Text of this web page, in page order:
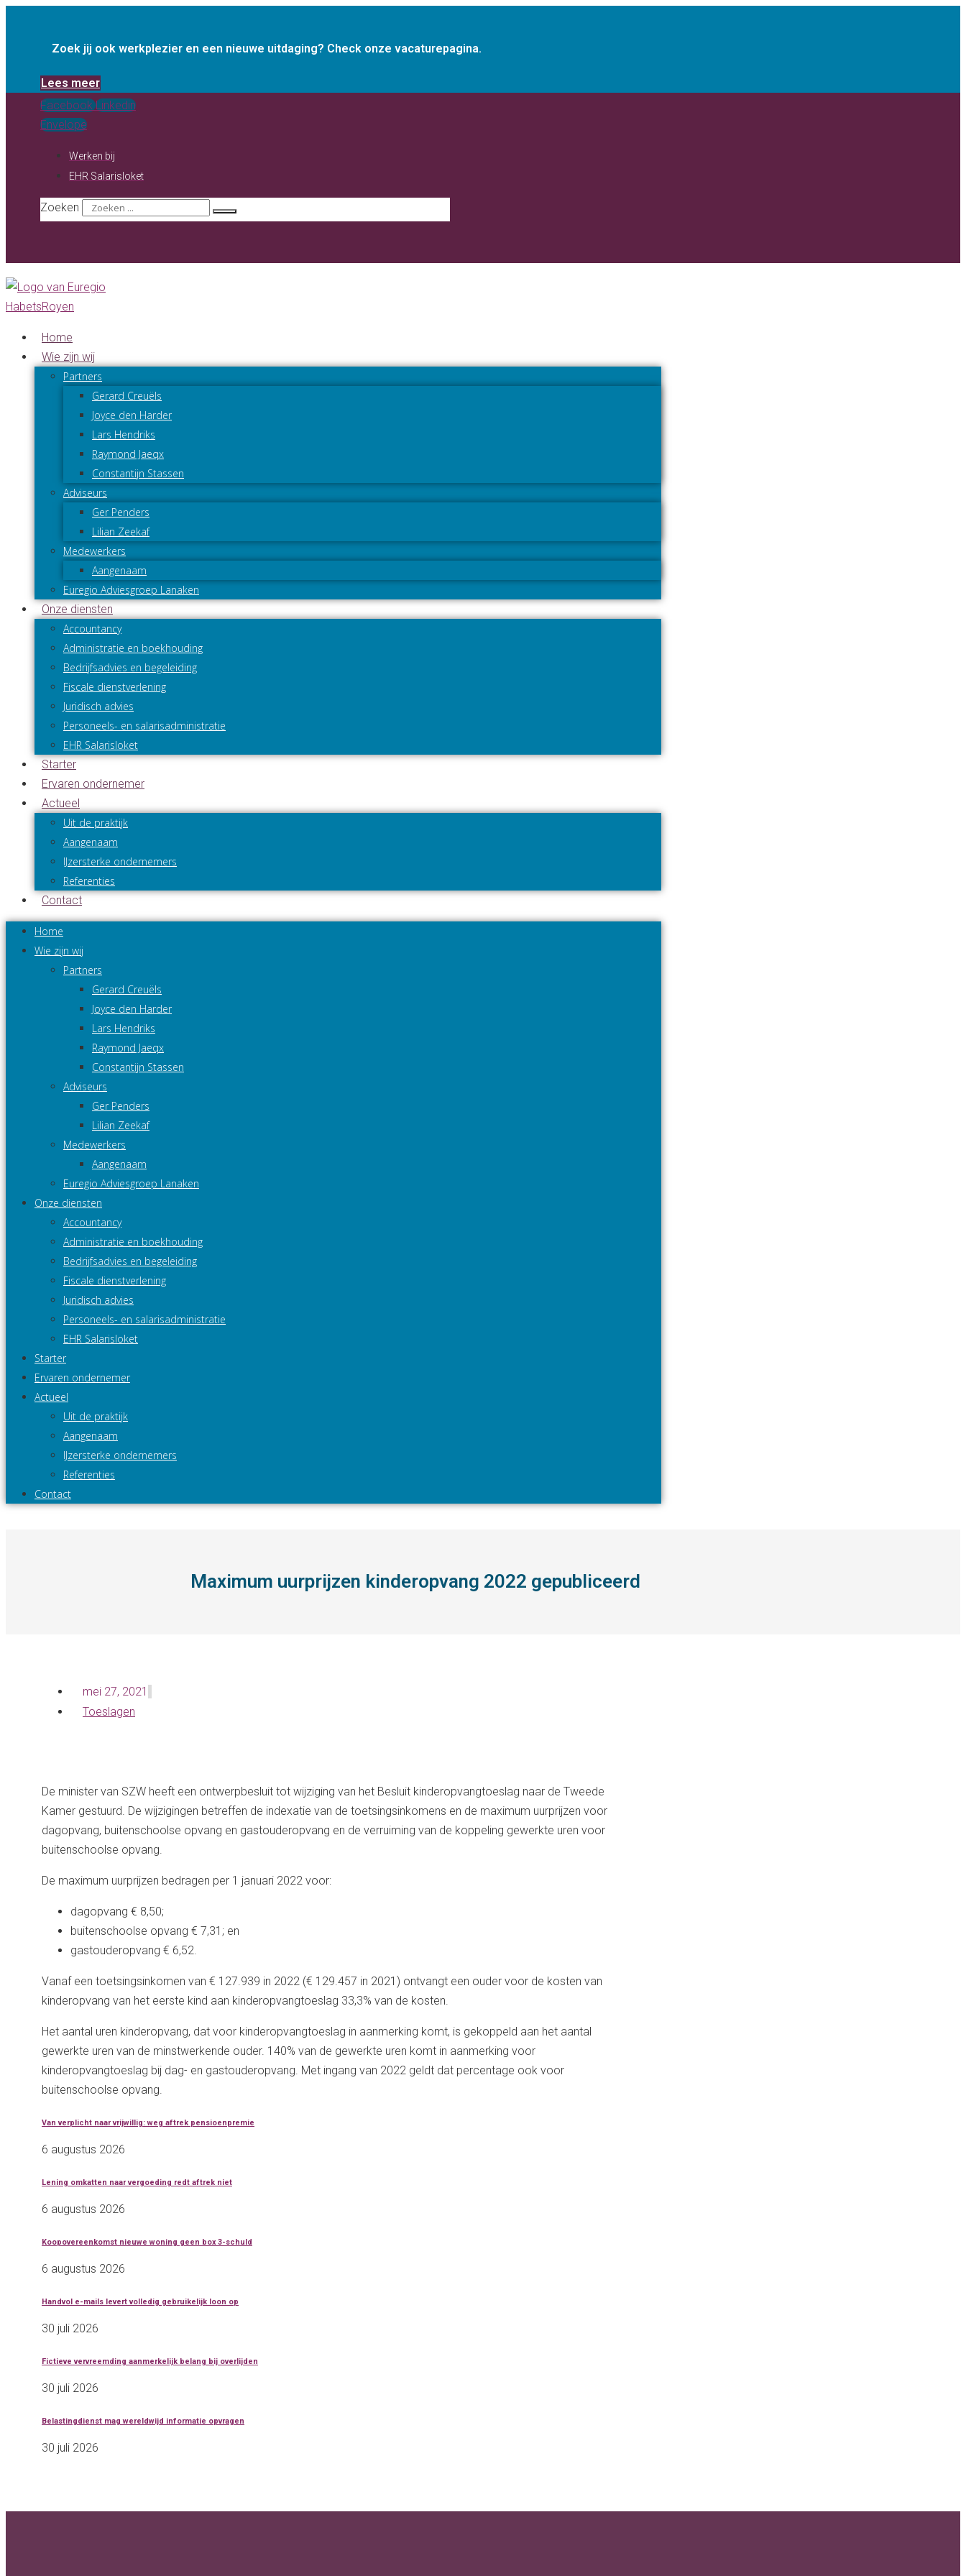
Zoek jij ook werkplezier en een nieuwe uitdaging? Check onze vacaturepagina.
Lees meer
Facebook Linkedin
Envelope
Werken bij
EHR Salarisloket
Zoeken
Home
Wie zijn wij
Partners
Gerard Creuëls
Joyce den Harder
Lars Hendriks
Raymond Jaeqx
Constantijn Stassen
Adviseurs
Ger Penders
Lilian Zeekaf
Medewerkers
Aangenaam
Euregio Adviesgroep Lanaken
Onze diensten
Accountancy
Administratie en boekhouding
Bedrijfsadvies en begeleiding
Fiscale dienstverlening
Juridisch advies
Personeels- en salarisadministratie
EHR Salarisloket
Starter
Ervaren ondernemer
Actueel
Uit de praktijk
Aangenaam
IJzersterke ondernemers
Referenties
Contact
Home
Wie zijn wij
Partners
Gerard Creuëls
Joyce den Harder
Lars Hendriks
Raymond Jaeqx
Constantijn Stassen
Adviseurs
Ger Penders
Lilian Zeekaf
Medewerkers
Aangenaam
Euregio Adviesgroep Lanaken
Onze diensten
Accountancy
Administratie en boekhouding
Bedrijfsadvies en begeleiding
Fiscale dienstverlening
Juridisch advies
Personeels- en salarisadministratie
EHR Salarisloket
Starter
Ervaren ondernemer
Actueel
Uit de praktijk
Aangenaam
IJzersterke ondernemers
Referenties
Contact
Maximum uurprijzen kinderopvang 2022 gepubliceerd
mei 27, 2021
Toeslagen
De minister van SZW heeft een ontwerpbesluit tot wijziging van het Besluit kinderopvangtoeslag naar de Tweede
Kamer gestuurd. De wijzigingen betreffen de indexatie van de toetsingsinkomens en de maximum uurprijzen voor
dagopvang, buitenschoolse opvang en gastouderopvang en de verruiming van de koppeling gewerkte uren voor
buitenschoolse opvang.
De maximum uurprijzen bedragen per 1 januari 2022 voor:
dagopvang € 8,50;
buitenschoolse opvang € 7,31; en
gastouderopvang € 6,52.
Vanaf een toetsingsinkomen van € 127.939 in 2022 (€ 129.457 in 2021) ontvangt een ouder voor de kosten van
kinderopvang van het eerste kind aan kinderopvangtoeslag 33,3% van de kosten.
Het aantal uren kinderopvang, dat voor kinderopvangtoeslag in aanmerking komt, is gekoppeld aan het aantal
gewerkte uren van de minstwerkende ouder. 140% van de gewerkte uren komt in aanmerking voor
kinderopvangtoeslag bij dag- en gastouderopvang. Met ingang van 2022 geldt dat percentage ook voor
buitenschoolse opvang.
Van verplicht naar vrijwillig: weg aftrek pensioenpremie
6 augustus 2026
Lening omkatten naar vergoeding redt aftrek niet
6 augustus 2026
Koopovereenkomst nieuwe woning geen box 3-schuld
6 augustus 2026
Handvol e-mails levert volledig gebruikelijk loon op
30 juli 2026
Fictieve vervreemding aanmerkelijk belang bij overlijden
30 juli 2026
Belastingdienst mag wereldwijd informatie opvragen
30 juli 2026